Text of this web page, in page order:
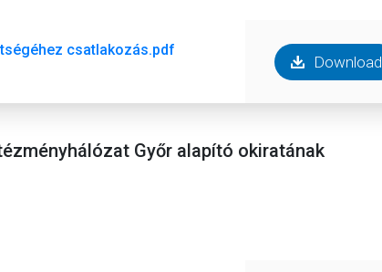
csatlakozás.pdf
Download
Győr alapító okiratának